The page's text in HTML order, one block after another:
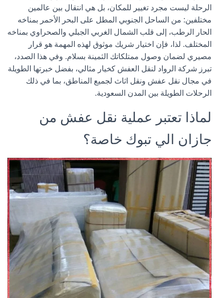
الرحلة ليست مجرد تغيير للمكان، بل هي انتقال بين عالمين
مختلفين: من الساحل الجنوبي المطل على البحر الأحمر بمناخه
الحار الرطب، إلى قلب الشمال الغربي الجبلي والصحراوي بمناخه
المختلف. لذا، فإن اختيار شريك موثوق لهذه المهمة هو قرار
مصيري لضمان وصول ممتلكاتك الثمينة بسلام. وفي هذا الصدد،
تبرز شركة الرواد لنقل العفش كخيار مثالي، بفضل خبرتها الطويلة
في مجال نقل عفش ونقل اثاث لجميع المناطق، بما في ذلك
الرحلات الطويلة بين المدن السعودية.
لماذا تعتبر عملية نقل عفش من
جازان الي تبوك خاصة؟